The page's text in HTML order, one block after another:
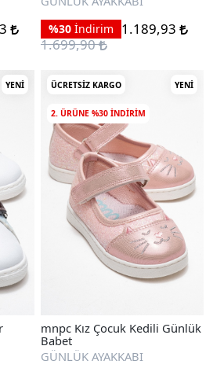
%30 İndirim
1.189,93
1.699,90
YENI ÜCRETSIZ KARGO YENI
2. ÜRÜNE %30 INDIRIM
mnpc Kız Çocuk Kedili Günlük
Babet
GÜNLÜK AYAKKABI